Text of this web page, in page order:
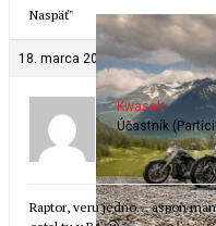
Naspäť"
18. marca 2007 o 18:28
Kwasak
Účastník
Raptor, veru jedno… aspon